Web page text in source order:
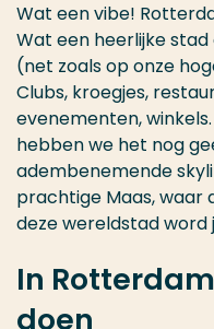
Wat een vibe!
Wat een heerlijke stad
(net zoals op onze
Clubs, kroegjes,
evenementen,
hebben we het nog
adembenemende
prachtige Maas, waar
deze wereldstad
In
doen